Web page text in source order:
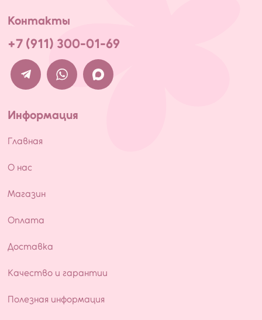
Контакты
+7 (911) 300-01-69
Информация
Главная
О нас
Магазин
Оплата
Доставка
Качество и гарантии
Полезная информация